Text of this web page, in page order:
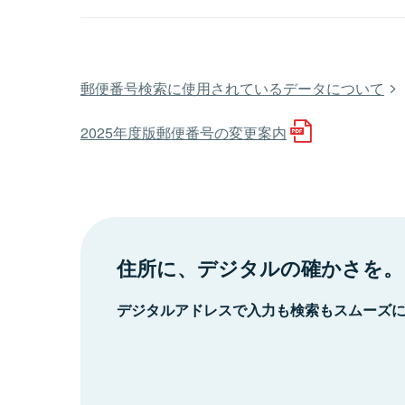
郵便番号検索に使用されているデータについて
2025年度版郵便番号の変更案内
住所に、デジタルの確かさを。
デジタルアドレスで入力も検索もスムーズ